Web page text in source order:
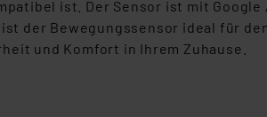
ist. Der Sensor ist mit
der Bewegungssensor ideal für
und Komfort in Ihrem Zuhause.